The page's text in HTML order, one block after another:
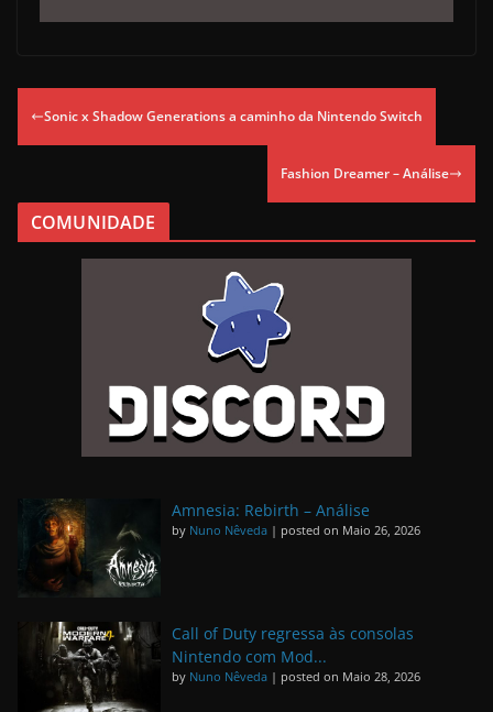
Sonic x Shadow Generations a caminho da Nintendo Switch
Fashion Dreamer – Análise
COMUNIDADE
Amnesia: Rebirth – Análise
by Nuno Nêveda | posted on Maio 26, 2026
Call of Duty regressa às consolas
Nintendo com Mod...
by Nuno Nêveda | posted on Maio 28, 2026